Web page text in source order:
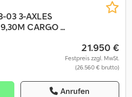
03 3-AXLES
CARGO ...
21.950 €
Festpreis zzgl. MwSt.
(26.560 € brutto)
Anrufen